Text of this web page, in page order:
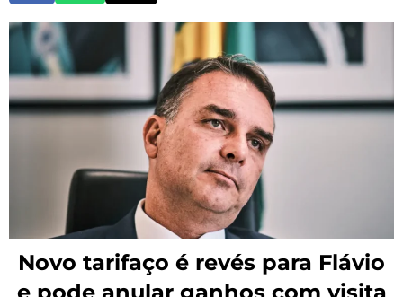
Novo tarifaço é revés para Flávio